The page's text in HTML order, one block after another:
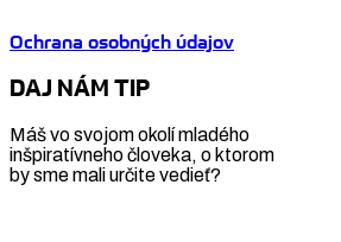
Ochrana osobných údajov
DAJ NÁM TIP
Máš vo svojom okolí mladého
inšpiratívneho človeka, o ktorom
by sme mali určite vedieť?